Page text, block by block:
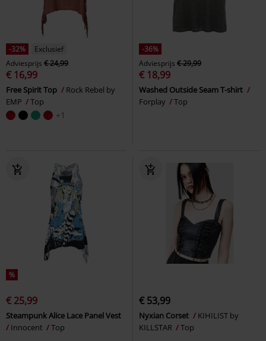
-32%
Exclusief
Adviesprijs € 24,99
€ 16,99
Free Spirit Top
Rock Rebel by
EMP
Top
+1
-36%
Adviesprijs € 29,99
€ 18,99
Washed Outside Seam T-shirt
Forplay
Top
%
€ 25,99
Steampunk Alice Lace Panel Vest
Innocent
Top
€ 53,99
Nyxian Corset
KIHILIST by
KILLSTAR
Top